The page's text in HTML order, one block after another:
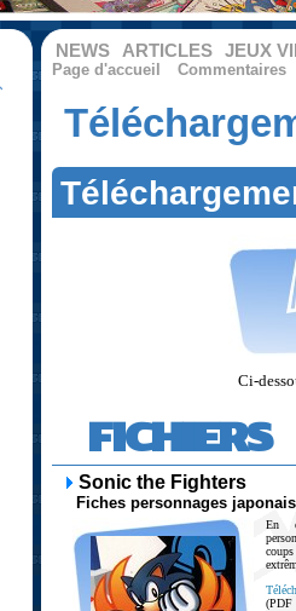
NEWS ARTICLES JEUX
Page d'accueil Commentaires
Ci-
FICHIERS
Sonic the Fighters
Fiches personnages
En
(PDF